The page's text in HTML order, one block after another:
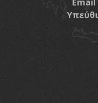
ζωνών!
Email